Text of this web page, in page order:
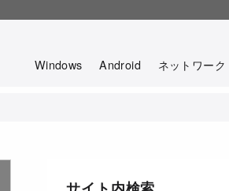
Windows Android ネットワーク